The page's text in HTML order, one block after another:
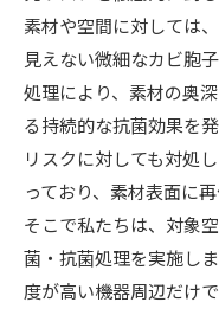
素材や空間に対しては
見えない微細なカビ胞
処理により、素材の奥
る持続的な抗菌効果を
リスクに対しても対処
っており、素材表面に
そこで私たちは、対象
菌・抗菌処理を実施し
度が高い機器周辺だけ